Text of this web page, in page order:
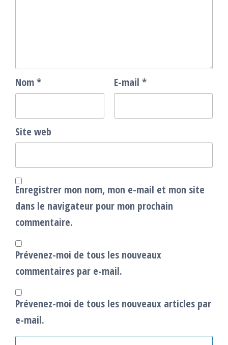
Nom* E-mail *
Site web
Enregistrer mon nom, mon e-mail et mon site
dans le navigateur pour mon prochain
commentaire.
Prévenez-moi de tous les nouveaux
commentaires par e-mail.
Prévenez-moi de tous les nouveaux articles par
e-mail.